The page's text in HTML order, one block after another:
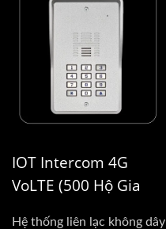
IOT Intercom 4G
VoLTE (500 Hộ Gia
Hệ thống liên lạc không dây